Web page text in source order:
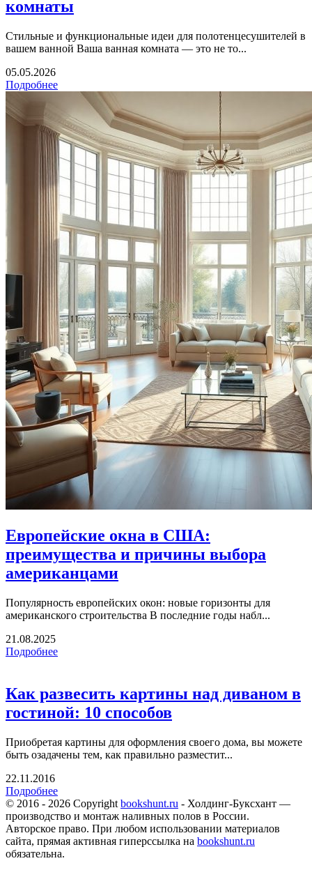
комнаты
Стильные и функциональные идеи для полотенцесушителей в
вашем ванной Ваша ванная комната — это не то...
05.05.2026
Подробнее
Европейские окна в США:
преимущества и причины выбора
американцами
Популярность европейских окон: новые горизонты для
американского строительства В последние годы набл...
21.08.2025
Подробнее
Как развесить картины над диваном в
гостиной: 10 способов
Приобретая картины для оформления своего дома, вы можете
быть озадачены тем, как правильно разместит...
22.11.2016
Подробнее
© 2016 - 2026 Copyright bookshunt.ru - Холдинг-Буксхант —
производство и монтаж наливных полов в России.
Авторское право. При любом использовании материалов
сайта, прямая активная гиперссылка на bookshunt.ru
обязательна.